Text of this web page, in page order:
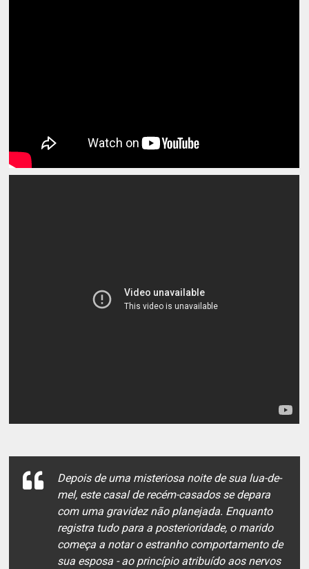
Depois de uma misteriosa noite de sua lua-de-
mel, este casal de recém-casados se depara
com uma gravidez não planejada. Enquanto
registra tudo para a posterioridade, o marido
começa a notar o estranho comportamento de
sua esposa - ao princípio atribuído aos nervos